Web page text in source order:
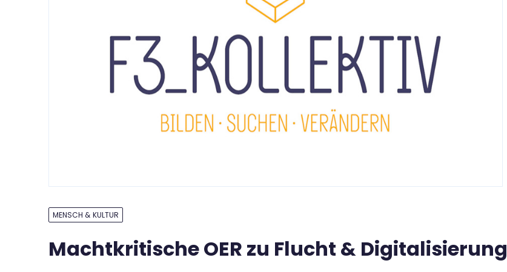
MENSCH & KULTUR
Machtkritische OER zu Flucht & Digitalisierung